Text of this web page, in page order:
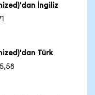
İngiliz
Türk